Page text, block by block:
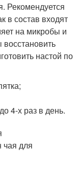
Рекомендуется
в состав входят
на микробы и
восстановить
настой по
4-х раз в день.